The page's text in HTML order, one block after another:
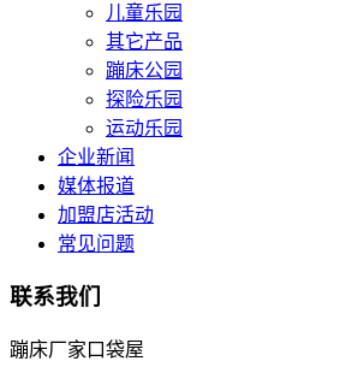
儿童乐园
其它产品
蹦床公园
探险乐园
运动乐园
企业新闻
媒体报道
加盟店活动
常见问题
联系我们
蹦床厂家口袋屋